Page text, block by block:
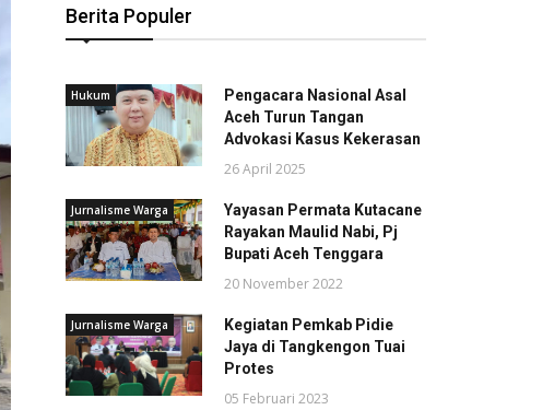
Berita Populer
Hukum
Pengacara Nasional Asal
Aceh Turun Tangan
Advokasi Kasus Kekerasan
26 April 2025
Jurnalisme Warga
Yayasan Permata Kutacane
Rayakan Maulid Nabi, Pj
Bupati Aceh Tenggara
20 November 2022
Jurnalisme Warga
Kegiatan Pemkab Pidie
Jaya di Tangkengon Tuai
Protes
05 Februari 2023